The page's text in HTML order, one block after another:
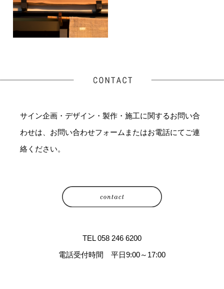
サイン企画・デザイン・製作・施工に関するお問い合
わせは、お問い合わせフォームまたはお電話にてご連
絡ください。
TEL 058 246 6200
電話受付時間 平日9:00～17:00